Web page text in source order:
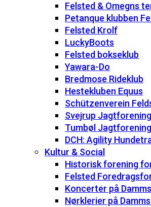
Felsted & Omegns
Petanque klubben
Felsted Krolf
LuckyBoots
Felsted bokseklub
Yawara-Do
Bredmose Rideklub
Hestekluben Equus
Schützenverein
Svejrup Jagtforening
Tumbøl Jagtforening
DCH: Agility
Kultur & Social
Historisk forening
Felsted
Koncerter på
Nørklerier på Damms